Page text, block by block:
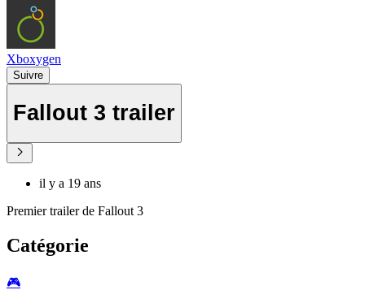
Xboxygen
Suivre
Fallout 3 trailer
il y a 19 ans
Premier trailer de Fallout 3
Catégorie
🎮️